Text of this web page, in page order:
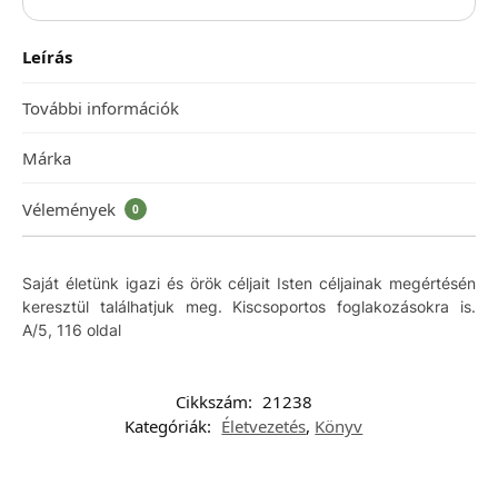
Leírás
További információk
Márka
Vélemények 0
Saját életünk igazi és örök céljait Isten céljainak megértésén
keresztül találhatjuk meg. Kiscsoportos foglakozásokra is.
A/5, 116 oldal
Cikkszám: 21238
Kategóriák: Életvezetés, Könyv